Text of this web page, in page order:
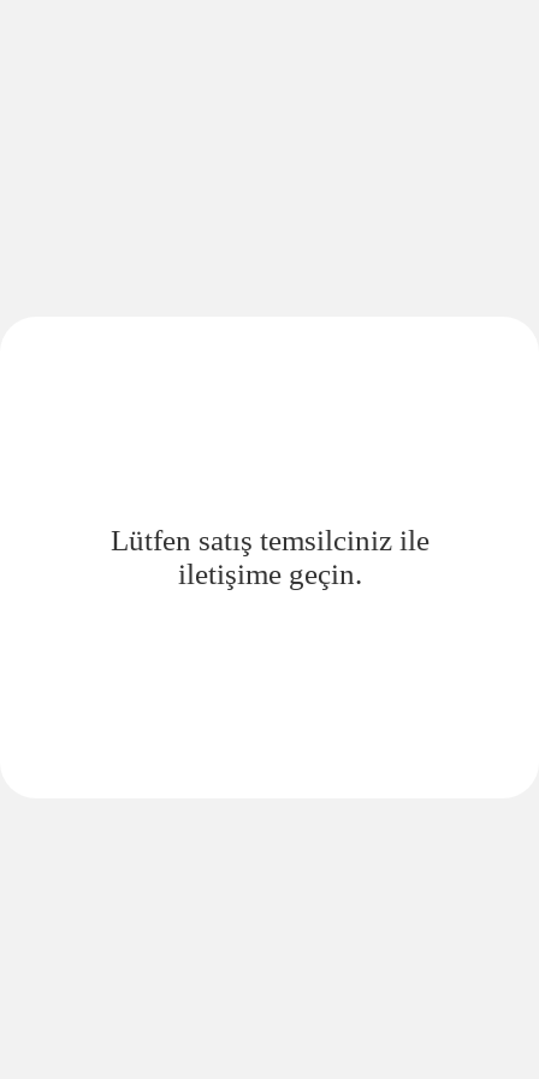
Lütfen satış temsilciniz ile
iletişime geçin.